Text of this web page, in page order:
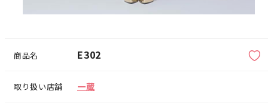
商品名 E302
取り扱い店舗 一蔵